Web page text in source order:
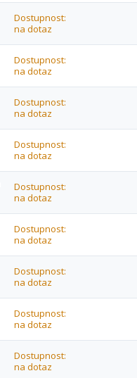
Dostupnost:
na dotaz
Dostupnost:
na dotaz
Dostupnost:
na dotaz
Dostupnost:
na dotaz
Dostupnost:
na dotaz
Dostupnost:
na dotaz
Dostupnost:
na dotaz
Dostupnost:
na dotaz
Dostupnost:
na dotaz